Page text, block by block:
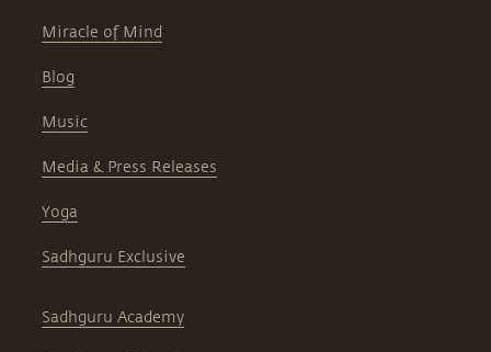
Miracle of Mind
Blog
Music
Media & Press Releases
Yoga
Sadhguru Exclusive
Sadhguru Academy